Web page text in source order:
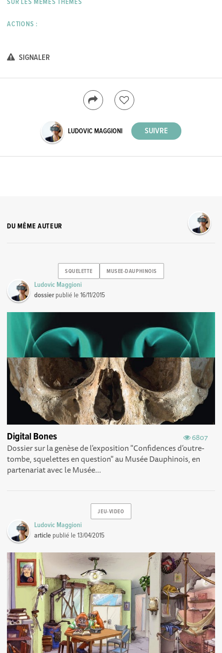
SUR LES MÊMES THÈMES
ACTIONS :
SIGNALER
LUDOVIC MAGGIONI
DU MÊME AUTEUR
SQUELETTE MUSEE-DAUPHINOIS
Ludovic Maggioni
dossier publié le16/11/2015
6807
Digital Bones
Dossier sur la genèse de l’exposition "Confidences d’outre-
tombe, squelettes en question" au Musée Dauphinois, en
partenariat avec le Musée...
JEU-VIDEO
Ludovic Maggioni
article publié le13/04/2015